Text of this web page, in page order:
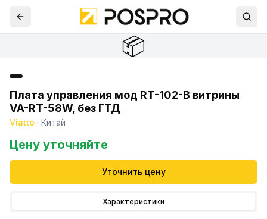
📦
Плата управления мод RT-102-B витрины
VA-RT-58W, без ГТД
Viatto · Китай
Цену уточняйте
Уточнить цену
Характеристики